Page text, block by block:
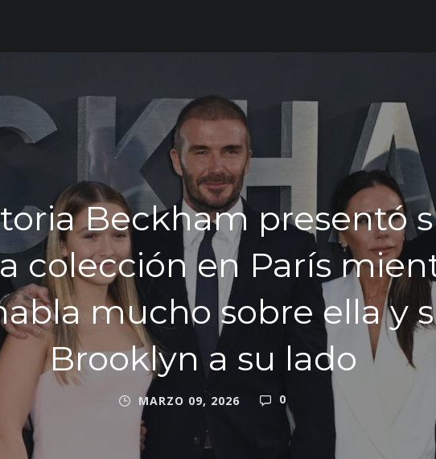
Beckham presentó
colección en París
mucho sobre ella y
Brooklyn a su lado
MARZO 09, 2026 0